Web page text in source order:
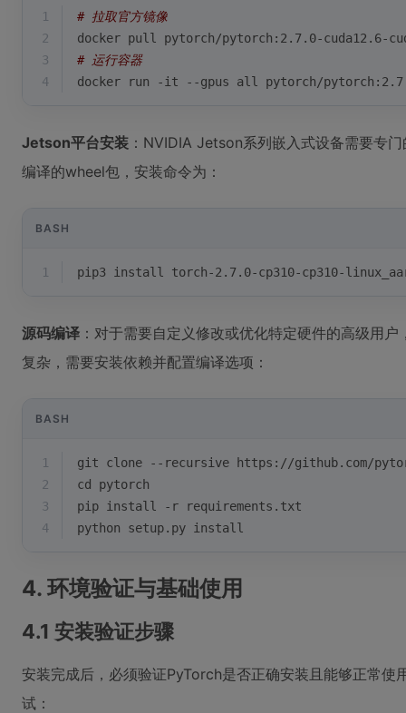
1
# 拉取官方镜像
2
docker pull pytorch/pytorch:2.7.0-cuda12.6-
3
# 运行容器
4
docker run -it --gpus all pytorch/
Jetson平台安装 ：NVIDIA Jetson系列嵌入式设备需要专
编译的wheel包，安装命令为：
BASH
1 pip3 install torch-2.7.0-cp310-cp310-
源码编译 ：对于需要自定义修改或优化特定硬件的高级用
复杂，需要安装依赖并配置编译选项：
BASH
1 git clone --recursive https://github.com/
2
cd
pytorch
3
pip install -r requirements.txt
4
python setup.py install
4. 环境验证与基础使用
4.1 安装验证步骤
安装完成后，必须验证PyTorch是否正确安装且能够正常
试：